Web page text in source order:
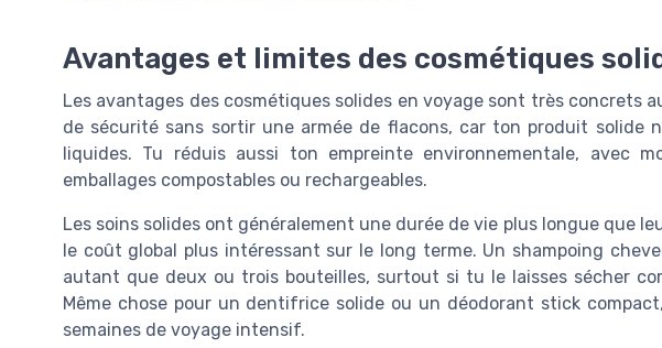
Avantages et limites des cosmétiques
Les avantages des cosmétiques solides en voyage sont très concrets
de sécurité sans sortir une armée de flacons, car ton produit solide
liquides. Tu réduis aussi ton empreinte environnementale, avec
emballages compostables ou rechargeables.
Les soins solides ont généralement une durée de vie plus longue que
le coût global plus intéressant sur le long terme. Un shampoing
autant que deux ou trois bouteilles, surtout si tu le laisses sécher
Même chose pour un dentifrice solide ou un déodorant stick
semaines de voyage intensif.